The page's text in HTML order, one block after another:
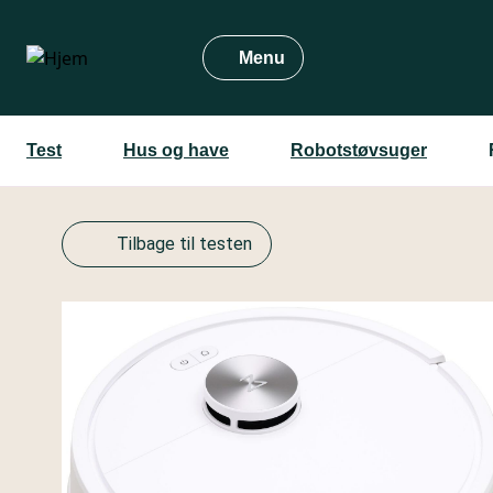
hovedindhold
Menu
Test Hus og have Robotstøvsuger
Tilbage til testen